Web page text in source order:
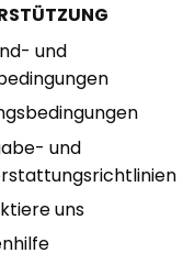
und
und
uns